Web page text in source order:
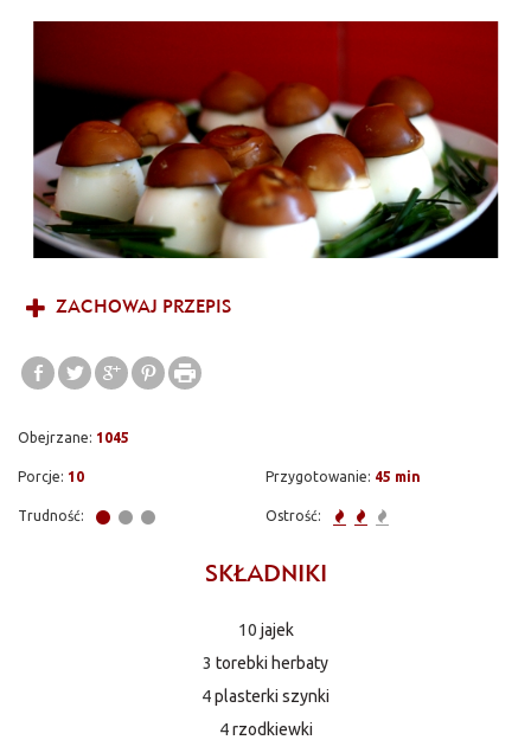
ZACHOWAJ PRZEPIS
Obejrzane: 1045
Porcje: 10 Przygotowanie: 45 min
Trudność: Ostrość:
SKŁADNIKI
10 jajek
3 torebki herbaty
4plasterki szynki
4rzodkiewki